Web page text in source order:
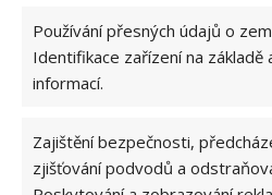
Používání přesných údajů o
Identifikace zařízení na základě
informací.
Zajištění bezpečnosti,
zjišťování podvodů a
Místo zahradního
Původně tento zahradní bar
oblíbeným místem
a oslav. Spolu s přilehlou